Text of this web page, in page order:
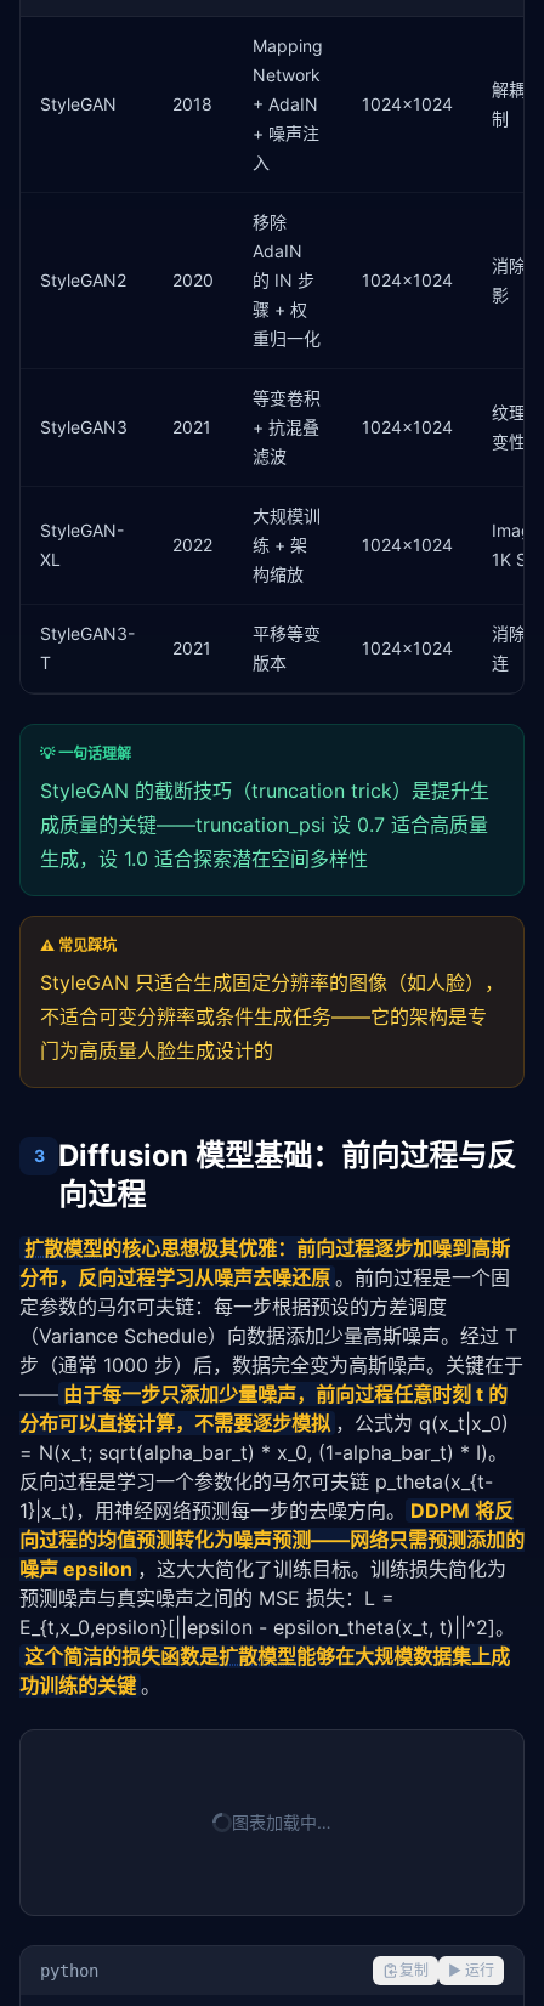
                AdaIN(channels, w_dim),
.LeakyReLU(
.Upsample(scale_factor= i <
            ])
nn
.mapping(z)
# 截断技巧（Truncation Trick）：向均值收缩，提
        w_avg =
torch .zeros(1 self.w_dim,
        w = w_avg + truncation * (w - w_avg)
.const_input.expand(z.size(
isinstance(layer, AdaIN):
                x = layer(x, w)
style_mixing( self, z1: torch.Tensor, z2:
                      cutoff_layer:
) ->
        w2 =
self.mapping(z2)
# 在 cutoff_layer 处切换风格
        w_mixed =
torch.cat([w1[:, :cutoff_layer],
StyleGAN 2018
Mapping
Network
+ AdaIN
+ 噪声注
入
1024x1024
解耦
制
StyleGAN2 2020
移除
AdaIN
的 IN 步
骤 + 权
重归一化
1024x1024
消除
影
StyleGAN3 2021
等变卷积
+ 抗混叠
滤波
1024x1024
纹理
变性
StyleGAN-
XL
2022
大规模训
练 + 架
构缩放
1024x1024
1K
StyleGAN3-
T
2021
平移等变
版本
1024x1024
消除
连
💡 一句话理解
StyleGAN 的截断技巧（truncation trick）是提升生
成质量的关键——truncation_psi 设 0.7 适合高质量
生成，设 1.0 适合探索潜在空间多样性
⚠️ 常见踩坑
StyleGAN 只适合生成固定分辨率的图像（如人脸），
不适合可变分辨率或条件生成任务——它的架构是专
门为高质量人脸生成设计的
3
Diffusion 模型基础：前向过程与反
向过程
扩散模型的核心思想极其优雅：前向过程逐步加噪到高斯
分布，反向过程学习从噪声去噪还原 。前向过程是一个固
定参数的马尔可夫链：每一步根据预设的方差调度
（Variance Schedule）向数据添加少量高斯噪声。经过 T
步（通常 1000 步）后，数据完全变为高斯噪声。关键在于
—— 由于每一步只添加少量噪声，前向过程任意时刻 t 的
分布可以直接计算，不需要逐步模拟 ，公式为 q(x_t|x_0)
= N(x_t; sqrt(alpha_bar_t) * x_0, (1-alpha_bar_t) * I)。
反向过程是学习一个参数化的马尔可夫链 p_theta(x_{t-
1}|x_t)，用神经网络预测每一步的去噪方向。
DDPM 将反
向过程的均值预测转化为噪声预测——网络只需预测添加的
噪声 epsilon ，这大大简化了训练目标。训练损失简化为
预测噪声与真实噪声之间的 MSE 损失：L =
E_{t,x_0,epsilon}[||epsilon - epsilon_theta(x_t, t)||^2]。
这个简洁的损失函数是扩散模型能够在大规模数据集上成
功训练的关键 。
图表加载中…
python 复制 ▶ 运行